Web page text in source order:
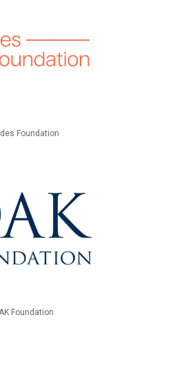
Foundation
Foundation